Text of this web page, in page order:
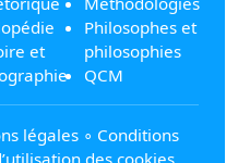
et
Philosophes et
philosophies
QCM
légales ∘ Conditions
des cookies